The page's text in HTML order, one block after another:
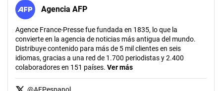
Agencia AFP
Agence France-Presse fue fundada en 1835, lo que la
convierte en la agencia de noticias más antigua del mundo.
Distribuye contenido para más de 5 mil clientes en seis
idiomas, gracias a una red de 1.700 periodistas y 2.400
colaboradores en 151 países. Ver más
@AFPespanol